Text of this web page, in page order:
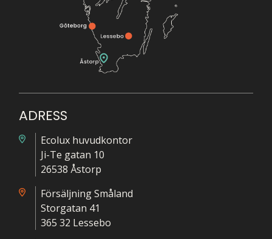
ADRESS
Ecolux huvudkontor
Ji-Te gatan 10
26538 Åstorp
Försäljning Småland
Storgatan 41
365 32 Lessebo